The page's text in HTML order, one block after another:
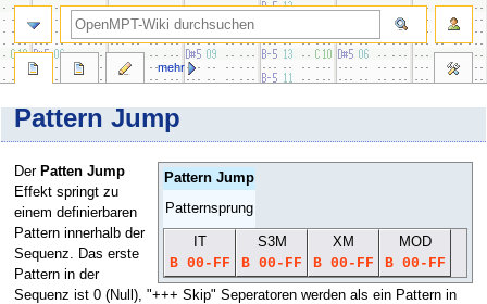
Pattern Jump
Zur
Navigation
springen
Zur
Suche
springen
Pattern Jump
Patternsprung
IT
B 00-FF
S3M
B 00-FF
XM
B 00-FF
MOD
B 00-FF
Der Patten Jump
Effekt springt zu
einem definierbaren
Pattern innerhalb der
Sequenz. Das erste
Pattern in der
Sequenz ist 0 (Null), "+++ Skip" Seperatoren werden als ein Pattern in
mehr
Suche